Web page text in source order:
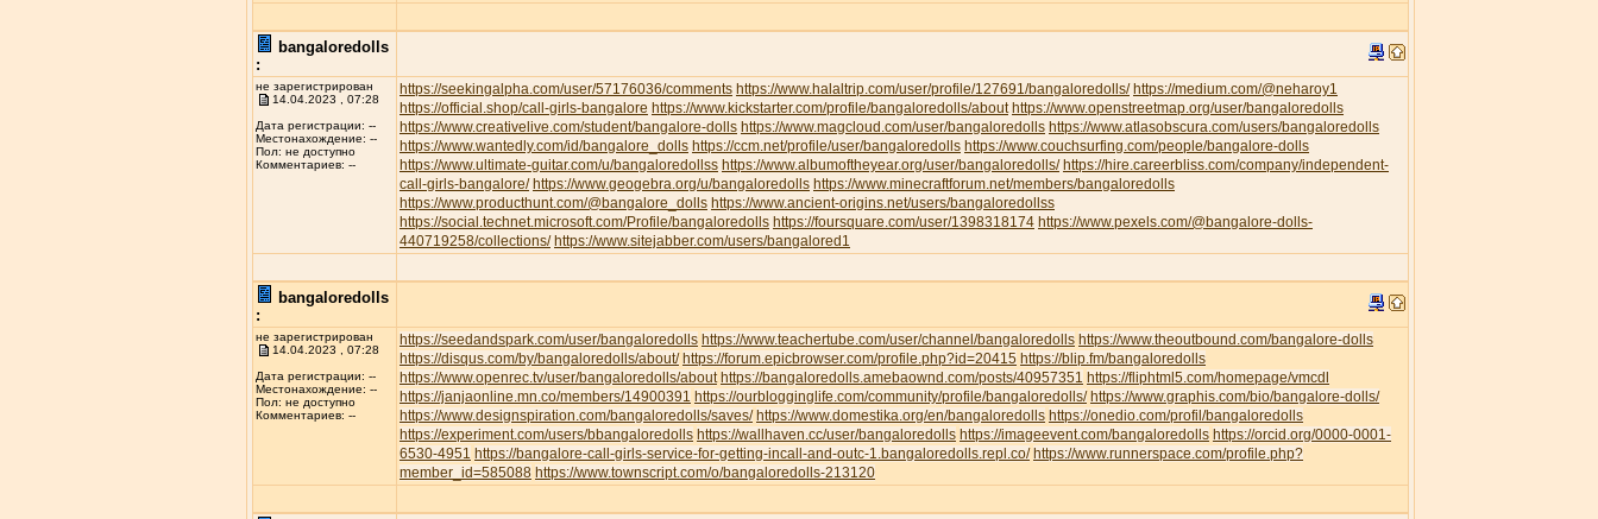
bangaloredolls
:
не зарегистрирован
14.04.2023 , 07:28
Дата регистрации: --
Местонахождение: --
Пол: не доступно
Комментариев: --
https://seekingalpha.com/user/57176036/comments https://www.halaltrip.com/user/profile/127691/bangaloredolls/ https://medium.com/@neharoy1
https://official.shop/call-girls-bangalore https://www.kickstarter.com/profile/bangaloredolls/about https://www.openstreetmap.org/user/bangaloredolls
https://www.creativelive.com/student/bangalore-dolls https://www.magcloud.com/user/bangaloredolls https://www.atlasobscura.com/users/bangaloredolls
https://www.wantedly.com/id/bangalore_dolls https://ccm.net/profile/user/bangaloredolls https://www.couchsurfing.com/people/bangalore-dolls
https://www.ultimate-guitar.com/u/bangaloredollss https://www.albumoftheyear.org/user/bangaloredolls/ https://hire.careerbliss.com/company/independent-
call-girls-bangalore/ https://www.geogebra.org/u/bangaloredolls https://www.minecraftforum.net/members/bangaloredolls
https://www.producthunt.com/@bangalore_dolls https://www.ancient-origins.net/users/bangaloredollss
https://social.technet.microsoft.com/Profile/bangaloredolls https://foursquare.com/user/1398318174 https://www.pexels.com/@bangalore-dolls-
440719258/collections/ https://www.sitejabber.com/users/bangalored1
bangaloredolls
:
не зарегистрирован
14.04.2023 , 07:28
Дата регистрации: --
Местонахождение: --
Пол: не доступно
Комментариев: --
https://seedandspark.com/user/bangaloredolls https://www.teachertube.com/user/channel/bangaloredolls https://www.theoutbound.com/bangalore-dolls
https://disqus.com/by/bangaloredolls/about/ https://forum.epicbrowser.com/profile.php?id=20415 https://blip.fm/bangaloredolls
https://www.openrec.tv/user/bangaloredolls/about https://bangaloredolls.amebaownd.com/posts/40957351 https://fliphtml5.com/homepage/vmcdl
https://janjaonline.mn.co/members/14900391 https://ourblogginglife.com/community/profile/bangaloredolls/ https://www.graphis.com/bio/bangalore-dolls/
https://www.designspiration.com/bangaloredolls/saves/ https://www.domestika.org/en/bangaloredolls https://onedio.com/profil/bangaloredolls
https://experiment.com/users/bbangaloredolls https://wallhaven.cc/user/bangaloredolls https://imageevent.com/bangaloredolls https://orcid.org/0000-0001-
6530-4951 https://bangalore-call-girls-service-for-getting-incall-and-outc-1.bangaloredolls.repl.co/ https://www.runnerspace.com/profile.php?
member_id=585088 https://www.townscript.com/o/bangaloredolls-213120